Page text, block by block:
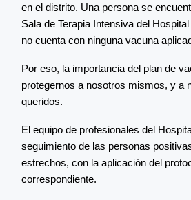
en el distrito. Una persona se
Sala de Terapia Intensiva del
no cuenta con ninguna vacuna
Por eso, la importancia del plan de
protegernos a nosotros mismos, y a
queridos.
El equipo de profesionales del
seguimiento de las personas
estrechos, con la aplicación del
correspondiente.